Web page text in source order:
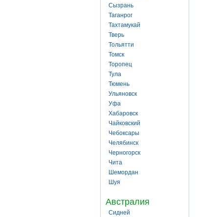
Сызрань
Таганрог
Тахтамукай
Тверь
Тольятти
Томск
Торопец
Тула
Тюмень
Ульяновск
Уфа
Хабаровск
Чайковский
Чебоксары
Челябинск
Черногорск
Чита
Шемордан
Шуя
Австралия
Сидней